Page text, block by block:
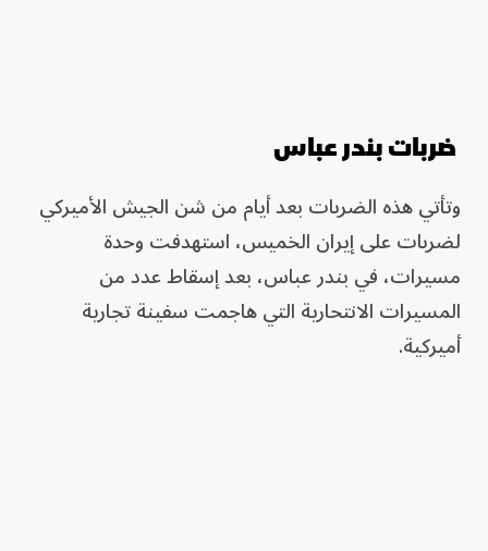
ضربات بندر عباس
وتأتي هذه الضربات بعد أيام من شن الجيش الأميركي
لضربات على إيران الخميس، استهدفت وحدة
مسيرات، في بندر عباس، بعد إسقاط عدد من
المسيرات الانتحارية التي هاجمت سفينة تجارية
أميركية.